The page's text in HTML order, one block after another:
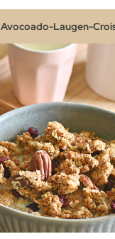
Avocoado-Laugen-